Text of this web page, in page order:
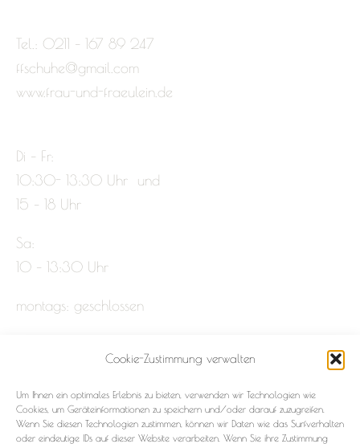
Cookie-Zustimmung verwalten
Um Ihnen ein optimales Erlebnis zu bieten, verwenden wir Technologien wie
Cookies, um Geräteinformationen zu speichern und/oder darauf zuzugreifen.
Wenn Sie diesen Technologien zustimmen, können wir Daten wie das Surfverhalten
oder eindeutige IDs auf dieser Website verarbeiten. Wenn Sie ihre Zustimmung
Tel.: 0211 – 167 89 247
ffschuhe@gmail.com
www.frau-und-fraeulein.de
Di – Fr:
10:30- 13:30 Uhr und
15 – 18 Uhr
Sa:
10 – 13:30 Uhr
montags: geschlossen
Datenschutz